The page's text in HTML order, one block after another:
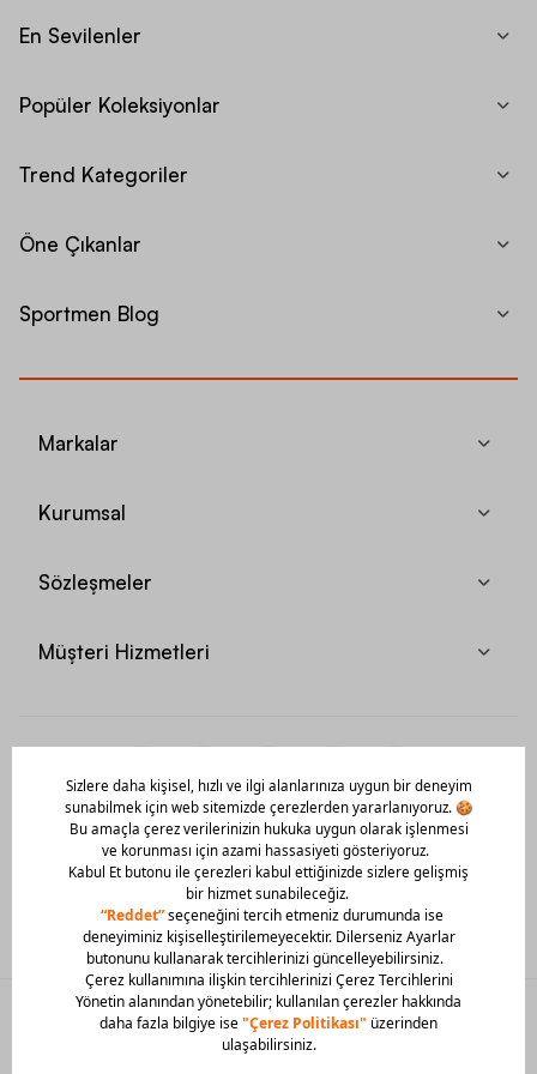
En Sevilenler
Popüler Koleksiyonlar
Trend Kategoriler
Öne Çıkanlar
Sportmen Blog
Markalar
Kurumsal
Sözleşmeler
Müşteri Hizmetleri
Mobil Uygulamamızı Hemen İndir!